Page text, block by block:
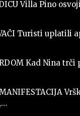
DICU Villa Pino
Turisti uplatili
Kad Nina